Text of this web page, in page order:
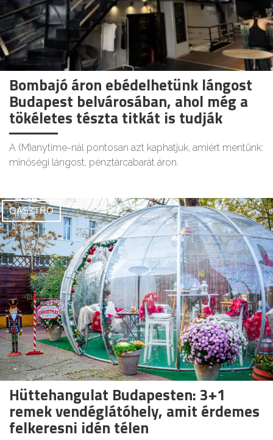
Bombajó áron ebédelhetünk lángost
Budapest belvárosában, ahol még a
tökéletes tészta titkát is tudják
A (M)anytime-nál pontosan azt kaphatjuk, amiért mentünk:
minőségi lángost, pénztárcabarát áron.
GASZTRO
Hüttehangulat Budapesten: 3+1
remek vendéglátóhely, amit érdemes
felkeresni idén télen